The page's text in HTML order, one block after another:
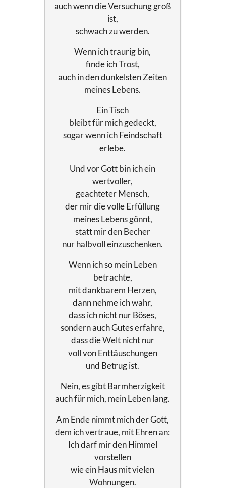
auch wenn die Versuchung groß
ist,
schwach zu werden.
Wenn ich traurig bin,
finde ich Trost,
auch in den dunkelsten Zeiten
meines Lebens.
Ein Tisch
bleibt für mich gedeckt,
sogar wenn ich Feindschaft
erlebe.
Und vor Gott bin ich ein
wertvoller,
geachteter Mensch,
der mir die volle Erfüllung
meines Lebens gönnt,
statt mir den Becher
nur halbvoll einzuschenken.
Wenn ich so mein Leben
betrachte,
mit dankbarem Herzen,
dann nehme ich wahr,
dass ich nicht nur Böses,
sondern auch Gutes erfahre,
dass die Welt nicht nur
voll von Enttäuschungen
und Betrug ist.
Nein, es gibt Barmherzigkeit
auch für mich, mein Leben lang.
Am Ende nimmt mich der Gott,
dem ich vertraue, mit Ehren an:
Ich darf mir den Himmel
vorstellen
wie ein Haus mit vielen
Wohnungen.